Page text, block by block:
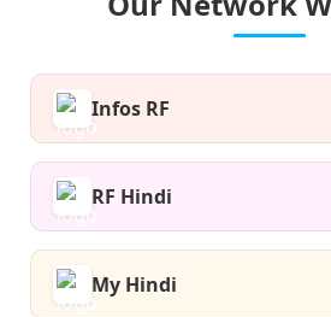
Infos RF
RF Hindi
My Hindi